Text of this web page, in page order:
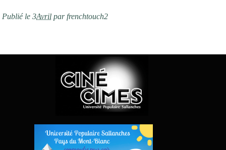
Publié le 3Avril par frenchtouch2